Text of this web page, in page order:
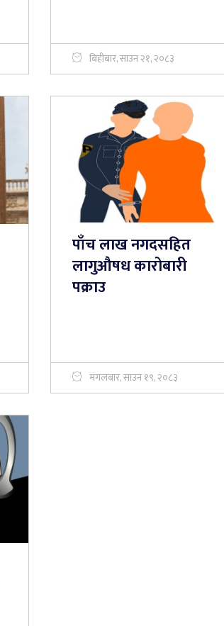
बिहीबार, साउन २१, २०८३
पाँच लाख नगदसहित
लागुऔषध कारोबारी
पक्राउ
मंगलबार, साउन १९, २०८३